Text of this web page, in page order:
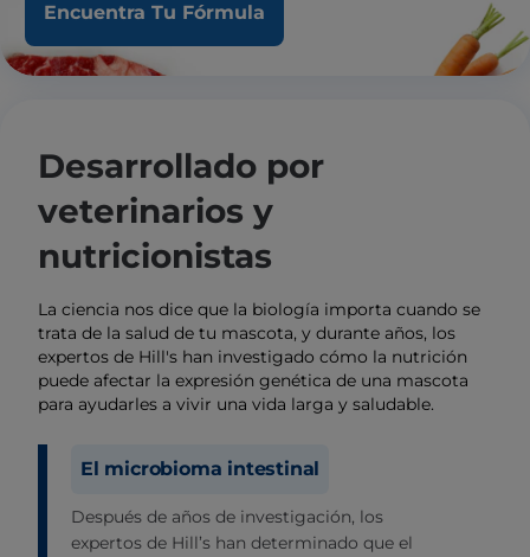
Encuentra Tu Fórmula
Desarrollado por
veterinarios y
nutricionistas
La ciencia nos dice que la biología importa cuando se
trata de la salud de tu mascota, y durante años, los
expertos de Hill's han investigado cómo la nutrición
puede afectar la expresión genética de una mascota
para ayudarles a vivir una vida larga y saludable.
El microbioma intestinal
Después de años de investigación, los
expertos de Hill’s han determinado que el